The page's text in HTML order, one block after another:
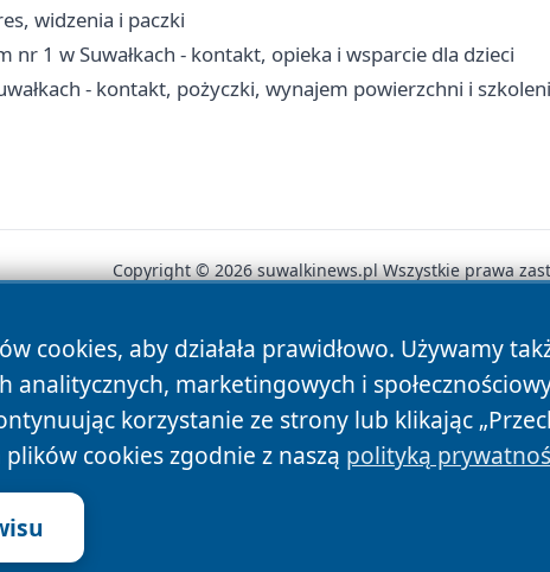
widzenia i paczki
nr 1 w Suwałkach - kontakt, opieka i wsparcie dla dzieci
- kontakt, pożyczki, wynajem powierzchni i
cookies, aby działała prawidłowo. Używamy
analitycznych, marketingowych i
korzystanie ze strony lub klikając
cookies zgodnie z naszą polityką
Copyright © 2026 suwalkinews.pl Wszystkie prawa
News Autorzy Polityka Prywatności